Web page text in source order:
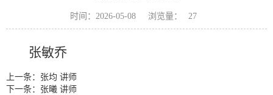
时间：2026-05-08 浏览量： 27
张敏乔
上一条： 张均 讲师
下一条： 张曦 讲师